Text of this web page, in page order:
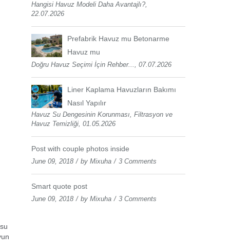
Hangisi Havuz Modeli Daha Avantajlı?,
22.07.2026
Prefabrik Havuz mu Betonarme
Havuz mu
Doğru Havuz Seçimi İçin Rehber..., 07.07.2026
Liner Kaplama Havuzların Bakımı
Nasıl Yapılır
Havuz Su Dengesinin Korunması, Filtrasyon ve
Havuz Temizliği, 01.05.2026
Post with couple photos inside
June 09, 2018 by Mixuha 3 Comments
Smart quote post
June 09, 2018 by Mixuha 3 Comments